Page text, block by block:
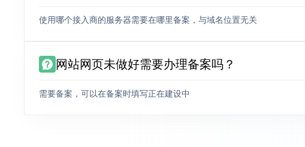
使用哪个接入商的服务器需要在哪里备案，与域名位置无关
网站网页未做好需要办理备案吗？
需要备案，可以在备案时填写正在建设中